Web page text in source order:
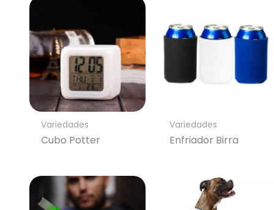
Variedades
Cubo Potter
Variedades
Enfriador Birra